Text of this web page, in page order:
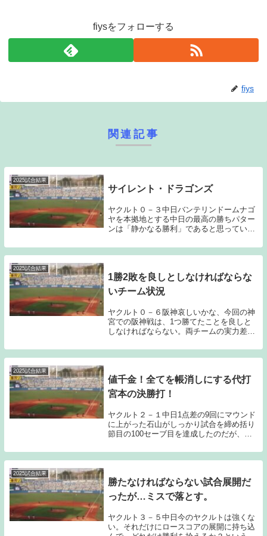
fiysをフォローする
fiys
関連記事
2025試合結果
サイレント・ドラゴンズ
ヤクルト０－３中日バンテリンドームナゴ
ヤを本拠地とする中日の最高の勝ちパター
ンは「静かなる勝利」であると思ってい
いつの間にか得点を奪い、そのまま逃げ切
る。大きな山場を作ることなく勝利に繋げ
2025試合結果
1勝2敗を良しとしなければならな
いチーム状況
ヤクルト０－６阪神哀しいかな、今回の神
宮での阪神戦は、1つ勝てたことを良しと
しなければならない。両チームの実力差だ
思う。その中で1つ勝ちを拾えたことをポ
ジティブに捉えなければならない。今日は
2025試合結果
値千金！全てを帳消しにする代打
宮本の決勝打！
ヤクルト２－１中日1点差の9回にマウンド
に上がった石山がしっかり試合を締め括り
節目の100セーブ目を達成したのだが、今
リー2ベースを最大限に評価したいと感じ
ている。正直試合内容はあまり褒められた
2025試合結果
勝たなければならない試合展開だ
ったが…ミスで落とす。
ヤクルト３－５中日今のヤクルトは強くな
い。それだけにロースコアの展開に持ち込